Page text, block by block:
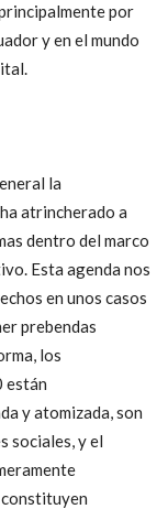
por
y en el mundo
la
atrincherado a
dentro del marco
Esta agenda nos
en unos casos
prebendas
los
están
y atomizada, son
sociales, y el